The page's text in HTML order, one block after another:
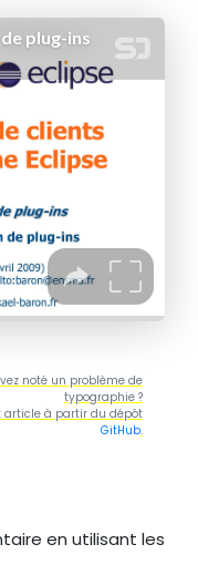
noté un problème de
typographie ?
article à partir du dépôt
GitHub.
en utilisant les